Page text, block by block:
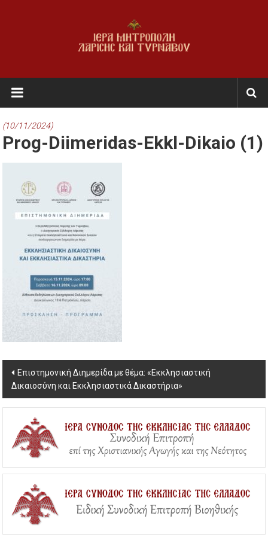
Ι.Μ.
Λαρίσης
&
Τυρνάβου
Ελλάδος
(10/11/2024)
Prog-Diimeridas-Ekkl-Dikaio (1)
Post
navigation
Επιστημονική Διημερίδα με θέμα: «Εκκλησιαστική
Δικαιοσύνη και Εκκλησιαστικά Δικαστήρια»